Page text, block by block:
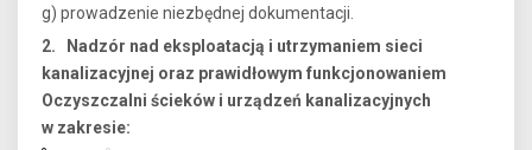
g) prowadzenie niezbędnej dokumentacji.
2. Nadzór nad eksploatacją i utrzymaniem sieci
kanalizacyjnej oraz prawidłowym funkcjonowaniem
Oczyszczalni ścieków i urządzeń kanalizacyjnych
w zakresie: